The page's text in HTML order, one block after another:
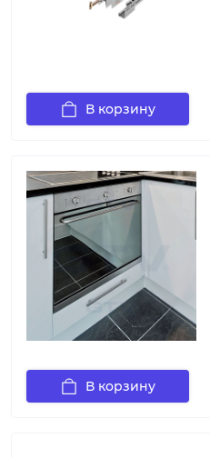
В корзину
В корзину